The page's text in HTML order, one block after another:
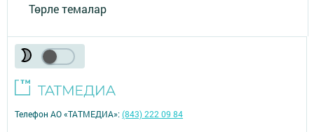
Төрле темалар
Телефон АО «ТАТМЕДИА»:(843) 222 09 84